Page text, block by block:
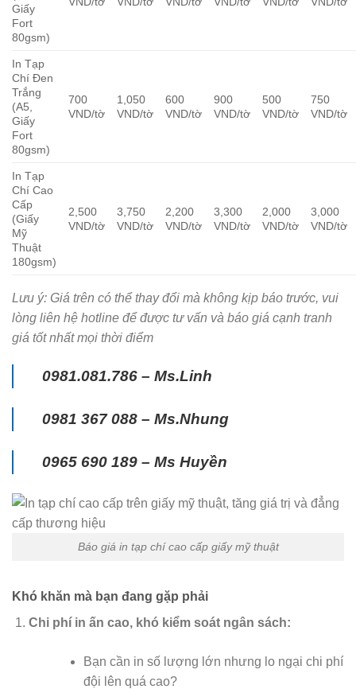
Giấy
Fort
80gsm)
In Tạp
Chí Đen
Trắng
(A5,
Giấy
Fort
80gsm)
700
VND/tờ
1,050
VND/tờ
600
VND/tờ
900
VND/tờ
500
VND/tờ
750
VND/tờ
In Tạp
Chí Cao
Cấp
(Giấy
Mỹ
Thuật
180gsm)
2,500
VND/tờ
3,750
VND/tờ
2,200
VND/tờ
3,300
VND/tờ
2,000
VND/tờ
3,000
VND/tờ
Lưu ý: Giá trên có thể thay đổi mà không kịp báo trước, vui
lòng liên hệ hotline để được tư vấn và báo giá cạnh tranh
giá tốt nhất mọi thời điểm
0981.081.786 – Ms.Linh
0981 367 088 – Ms.Nhung
0965 690 189 – Ms Huyền
Báo giá in tạp chí cao cấp giấy mỹ thuật
Khó khăn mà bạn đang gặp phải
Chi phí in ấn cao, khó kiểm soát ngân sách:
Bạn cần in số lượng lớn nhưng lo ngại chi phí
đội lên quá cao?